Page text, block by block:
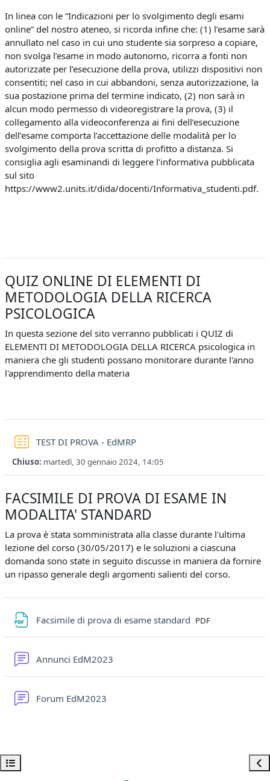
Apri indice del corso
In linea con le “Indicazioni per lo svolgimento degli esami
online” del nostro ateneo, si ricorda infine che: (1) l’esame sarà
annullato nel caso in cui uno studente sia sorpreso a copiare,
non svolga l’esame in modo autonomo, ricorra a fonti non
autorizzate per l’esecuzione della prova, utilizzi dispositivi non
consentiti; nel caso in cui abbandoni, senza autorizzazione, la
sua postazione prima del termine indicato, (2) non sarà in
alcun modo permesso di videoregistrare la prova, (3) il
collegamento alla videoconferenza ai fini dell’esecuzione
dell’esame comporta l’accettazione delle modalità per lo
svolgimento della prova scritta di profitto a distanza. Si
consiglia agli esaminandi di leggere l’informativa pubblicata
sul sito
https://www2.units.it/dida/docenti/Informativa_studenti.pdf.
QUIZ ONLINE DI ELEMENTI DI
METODOLOGIA DELLA RICERCA
PSICOLOGICA
In questa sezione del sito verranno pubblicati i QUIZ di
ELEMENTI DI METODOLOGIA DELLA RICERCA psicologica in
maniera che gli studenti possano monitorare durante l'anno
l'apprendimento della materia
TEST DI PROVA - EdMRPQuiz
Chiuso: martedì, 30 gennaio 2024, 14:05
FACSIMILE DI PROVA DI ESAME IN
MODALITA' STANDARD
La prova è stata somministrata alla classe durante l'ultima
lezione del corso (30/05/2017) e le soluzioni a ciascuna
domanda sono state in seguito discusse in maniera da fornire
un ripasso generale degli argomenti salienti del corso.
Facsimile di prova di esame standard File
PDF
Annunci EdM2023
Forum EdM2023